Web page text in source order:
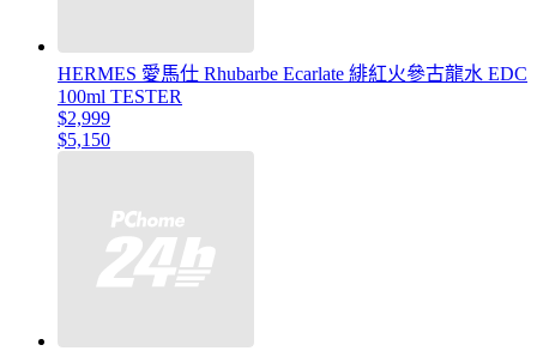
HERMES 愛馬仕 Rhubarbe Ecarlate 緋紅火參古龍水 EDC
100ml TESTER
$2,999
$5,150